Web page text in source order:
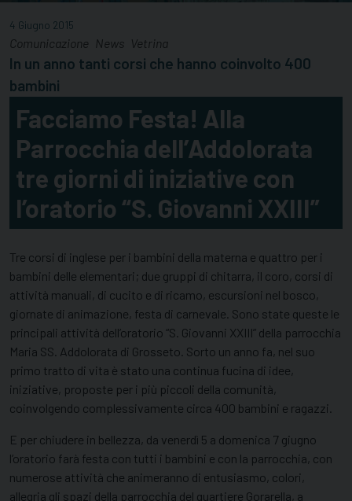
4 Giugno 2015
Comunicazione News Vetrina
In un anno tanti corsi che hanno coinvolto 400
bambini
Facciamo Festa! Alla
Parrocchia dell’Addolorata
tre giorni di iniziative con
l’oratorio “S. Giovanni XXIII”
Tre corsi di inglese per i bambini della materna e quattro per i
bambini delle elementari; due gruppi di chitarra, il coro, corsi di
attività manuali, di cucito e di ricamo, escursioni nel bosco,
giornate di animazione, festa di carnevale. Sono state queste le
principali attività dell’oratorio “S. Giovanni XXIII” della parrocchia
Maria SS. Addolorata di Grosseto. Sorto un anno fa, nel suo
primo tratto di vita è stato una continua fucina di idee,
iniziative, proposte per i più piccoli della comunità,
coinvolgendo complessivamente circa 400 bambini e ragazzi.
E per chiudere in bellezza, da venerdì 5 a domenica 7 giugno
l’oratorio farà festa con tutti i bambini e con la parrocchia, con
numerose attività che animeranno di entusiasmo, colori,
allegria gli spazi della parrocchia del quartiere Gorarella, a